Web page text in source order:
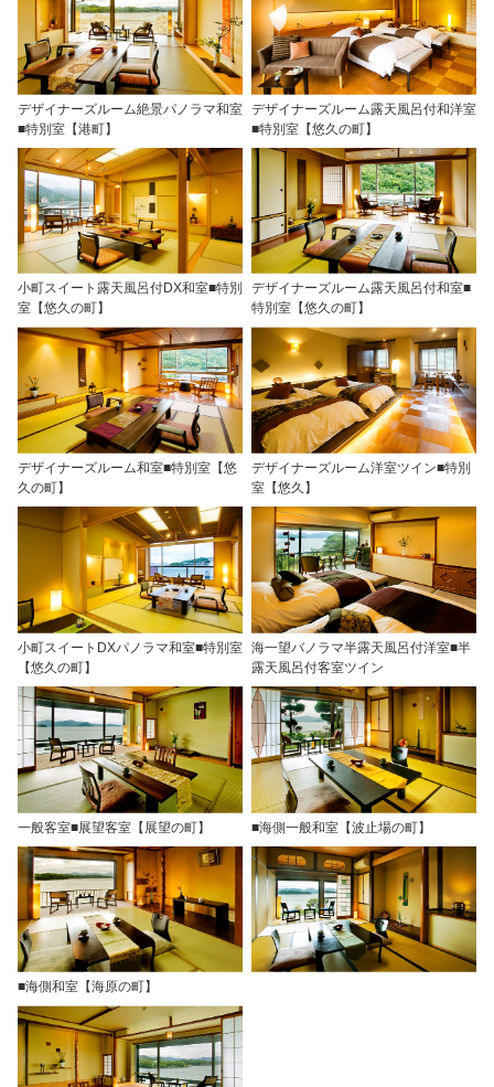
デザイナーズルーム絶景パノラマ和室
■特別室【港町】
デザイナーズルーム露天風呂付和洋室
■特別室【悠久の町】
小町スイート露天風呂付DX和室■特別
室【悠久の町】
デザイナーズルーム露天風呂付和室■
特別室【悠久の町】
デザイナーズルーム和室■特別室【悠
久の町】
デザイナーズルーム洋室ツイン■特別
室【悠久】
小町スイートDXパノラマ和室■特別室
【悠久の町】
海一望バノラマ半露天風呂付洋室■半
露天風呂付客室ツイン
一般客室■展望客室【展望の町】 ■海側一般和室【波止場の町】
■海側和室【海原の町】